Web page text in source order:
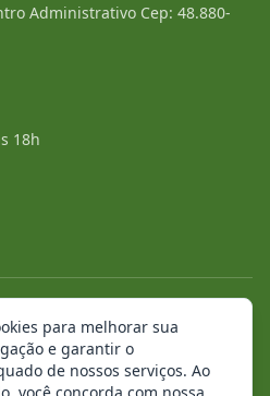
Administrativo Cep: 48.880-
18h
. Todos os direitos reservados.
Transparência
para melhorar sua
e garantir o
de nossos serviços. Ao